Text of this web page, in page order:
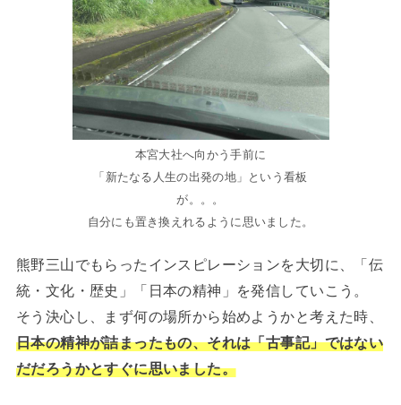
本宮大社へ向かう手前に
「新たなる人生の出発の地」という看板
が。。。
自分にも置き換えれるように思いました。
熊野三山でもらったインスピレーションを大切に、「伝
統・文化・歴史」「日本の精神」を発信していこう。
そう決心し、まず何の場所から始めようかと考えた時、
日本の精神が詰まったもの、それは「古事記」ではない
だだろうかとすぐに思いました。